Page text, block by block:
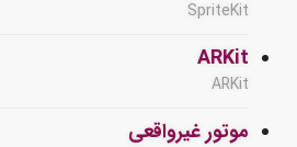
SpriteKit
ARKit
ARKit
موتور غیرواقعی